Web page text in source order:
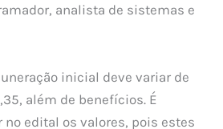
analista de sistemas e
inicial deve variar de
além de benefícios. É
edital os valores, pois estes